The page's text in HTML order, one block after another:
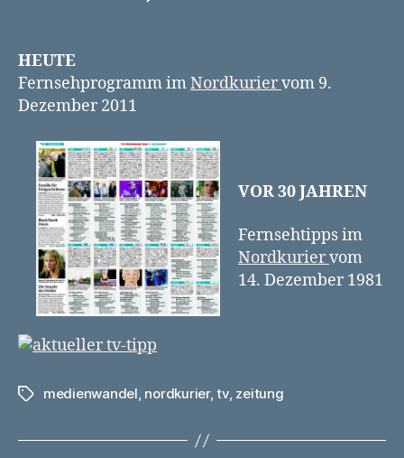
„Das
HEUTE
Fernsehprogramm imNordkuriervom 9.
Dezember 2011
VOR 30 JAHREN
Fernsehtipps im
Nordkuriervom
14. Dezember 1981
Schlagwörter
medienwandel, nordkurier,tv, zeitung